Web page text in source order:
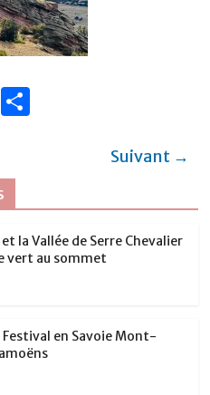
Li
er
Suivant →
la Vallée de Serre Chevalier
vert au sommet
Festival en Savoie Mont-